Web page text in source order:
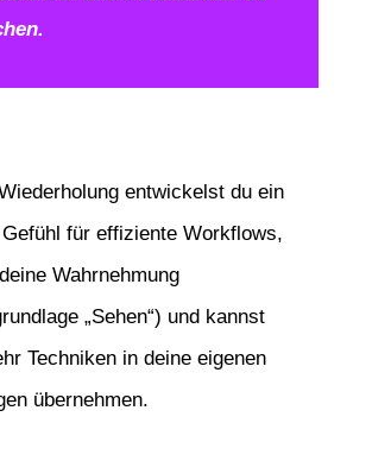
entwickelst du ein
für effiziente Workflows,
Wahrnehmung
„Sehen“) und kannst
Techniken in deine eigenen
übernehmen.